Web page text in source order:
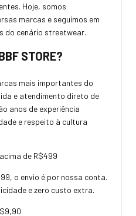
Hoje, somos
marcas e seguimos em
do cenário streetwear.
STORE?
mais importantes do
e atendimento direto de
anos de experiência
e respeito à cultura
de R$499
o envio é por nossa conta.
e zero custo extra.